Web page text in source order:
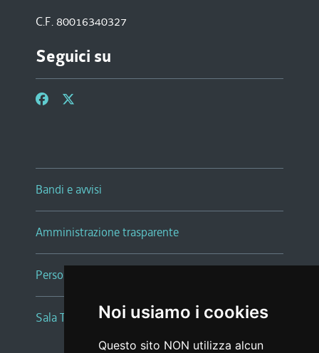
Noi usiamo i cookies
Questo sito NON utilizza alcun
C.F. 80016340327
Seguici su
Bandi e avvisi
Amministrazione trasparente
Persone e Uffici
Sala Tiziano Tessitori